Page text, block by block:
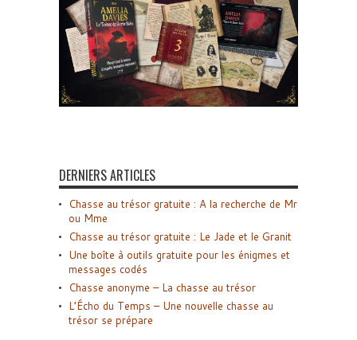
DERNIERS ARTICLES
Chasse au trésor gratuite : A la recherche de Mr
ou Mme
Chasse au trésor gratuite : Le Jade et le Granit
Une boîte à outils gratuite pour les énigmes et
messages codés
Chasse anonyme – La chasse au trésor
L’Écho du Temps – Une nouvelle chasse au
trésor se prépare